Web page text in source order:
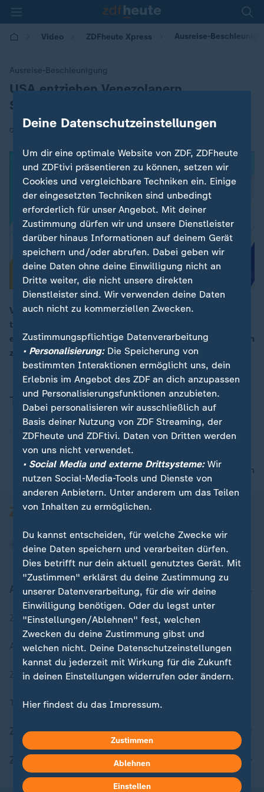
Video ZDFheute Xpress Ausreise-
Ausreise-Beschleunigung
:USA entziehen Venezolanern
Schutzstatus
04.09.2025 | 07:00
Venezolaner verlieren in den USA zukünftig ihren
temporären Schutzstatus. Das hat die US-Regierung
entschieden, um die Ausreise der rund 250 Betroffenen
zu beschleunigen.
Thema
USA
nach oben
Aktuell bei ZDFheute
Zuletzt veröffentlicht
Aktuelle Sendungs-Videos
ZDFheute Stories
Themen im Überblick
ZDFheute Update
ZDFheute Apps
Deine Datenschutzeinstellungen
Um dir eine optimale Website von ZDF, ZDFheute
und ZDFtivi präsentieren zu können, setzen wir
Cookies und vergleichbare Techniken ein. Einige
der eingesetzten Techniken sind unbedingt
erforderlich für unser Angebot. Mit deiner
Zustimmung dürfen wir und unsere Dienstleister
darüber hinaus Informationen auf deinem Gerät
speichern und/oder abrufen. Dabei geben wir
deine Daten ohne deine Einwilligung nicht an
Dritte weiter, die nicht unsere direkten
Dienstleister sind. Wir verwenden deine Daten
auch nicht zu kommerziellen Zwecken.
Zustimmungspflichtige Datenverarbeitung
• Personalisierung:Die Speicherung von
bestimmten Interaktionen ermöglicht uns, dein
Erlebnis im Angebot des ZDF an dich anzupassen
und Personalisierungsfunktionen anzubieten.
Dabei personalisieren wir ausschließlich auf
Basis deiner Nutzung von ZDF Streaming, der
ZDFheute und ZDFtivi. Daten von Dritten werden
von uns nicht verwendet.
• Social Media und externe Drittsysteme:Wir
nutzen Social-Media-Tools und Dienste von
anderen Anbietern. Unter anderem um das Teilen
von Inhalten zu ermöglichen.
Du kannst entscheiden, für welche Zwecke wir
deine Daten speichern und verarbeiten dürfen.
Dies betrifft nur dein aktuell genutztes Gerät. Mit
"Zustimmen" erklärst du deine Zustimmung zu
unserer Datenverarbeitung, für die wir deine
Einwilligung benötigen. Oder du legst unter
"Einstellungen/Ablehnen" fest, welchen
Zwecken du deine Zustimmung gibst und
welchen nicht. Deine Datenschutzeinstellungen
kannst du jederzeit mit Wirkung für die Zukunft
in deinen Einstellungen widerrufen oder ändern.
Hier findest du das Impressum.
Datenschutzerklärung.
Zustimmen
Ablehnen
Einstellen